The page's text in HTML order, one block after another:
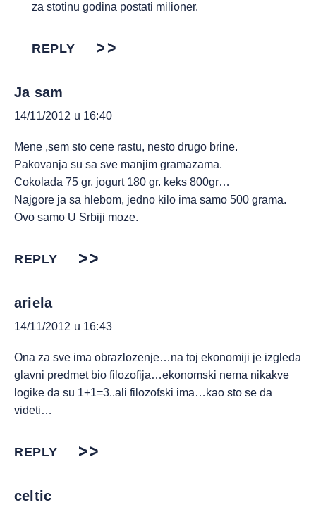
za stotinu godina postati milioner.
REPLY
Ja sam
14/11/2012 u 16:40
Mene ,sem sto cene rastu, nesto drugo brine.
Pakovanja su sa sve manjim gramazama.
Cokolada 75 gr, jogurt 180 gr. keks 800gr…
Najgore ja sa hlebom, jedno kilo ima samo 500 grama.
Ovo samo U Srbiji moze.
REPLY
ariela
14/11/2012 u 16:43
Ona za sve ima obrazlozenje…na toj ekonomiji je izgleda
glavni predmet bio filozofija…ekonomski nema nikakve
logike da su 1+1=3..ali filozofski ima…kao sto se da
videti…
REPLY
celtic